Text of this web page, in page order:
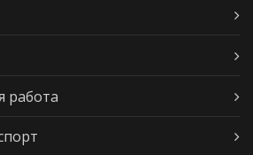
работа